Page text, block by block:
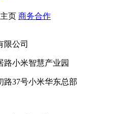
页 商务合作
限公司
路小米智慧产业园
路37号小米华东总部